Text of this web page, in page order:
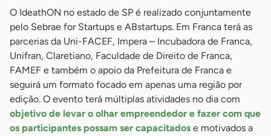
O IdeathON no estado de SP é realizado conjuntamente
pelo Sebrae for Startups e ABstartups. Em Franca terá as
parcerias da Uni-FACEF, Impera – Incubadora de Franca,
Unifran, Claretiano, Faculdade de Direito de Franca,
FAMEF e também o apoio da Prefeitura de Franca e
seguirá um formato focado em apenas uma região por
edição. O evento terá múltiplas atividades no dia com
objetivo de levar o olhar empreendedor e fazer com que
os participantes possam ser capacitados e motivados a